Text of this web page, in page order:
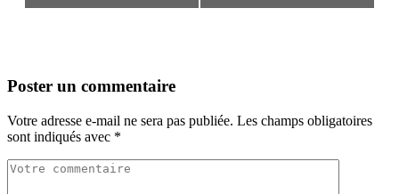
Poster un commentaire
Votre adresse e-mail ne sera pas publiée. Les champs obligatoires
sont indiqués avec *